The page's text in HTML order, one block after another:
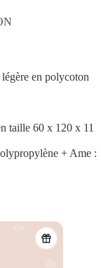
en polycoton
taille 60 x 120 x 11
+ Ame :